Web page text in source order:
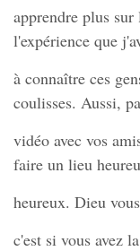
apprendre plus
l'expérience que
à connaître ces
coulisses. Aussi,
vidéo avec vos
faire un lieu
heureux. Dieu
c'est si vous avez